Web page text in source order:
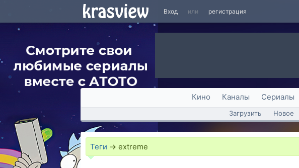
Вход или регистрация
Кино Каналы Сериалы
Загрузить Новое
Теги → extreme